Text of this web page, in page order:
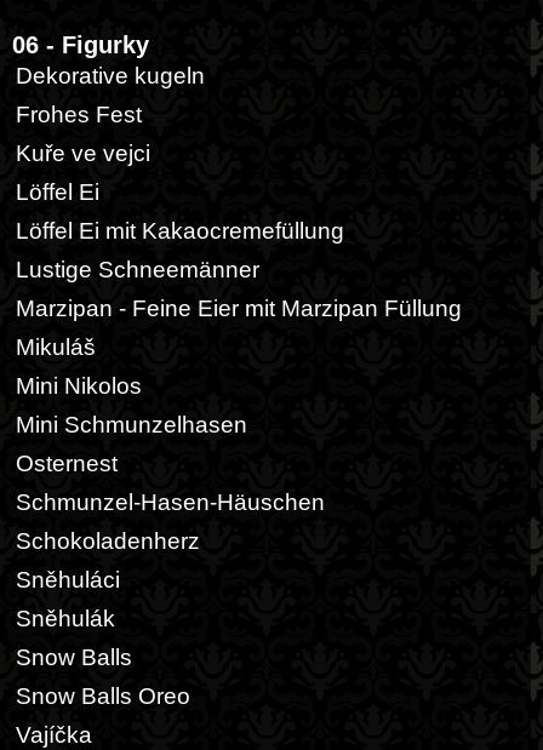
06 - Figurky
Dekorative kugeln
Frohes Fest
Kuře ve vejci
Löffel Ei
Löffel Ei mit Kakaocremefüllung
Lustige Schneemänner
Marzipan - Feine Eier mit Marzipan Füllung
Mikuláš
Mini Nikolos
Mini Schmunzelhasen
Osternest
Schmunzel-Hasen-Häuschen
Schokoladenherz
Sněhuláci
Sněhulák
Snow Balls
Snow Balls Oreo
Vajíčka